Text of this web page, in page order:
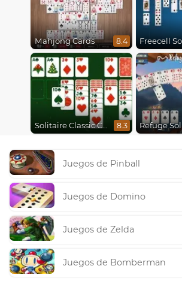
Mahjong Cards 8.4 Freecell
Solitaire Classic Christmas 8.3 Refuge
Juegos de Pinball
Juegos de Domino
Juegos de Zelda
Juegos de Bomberman